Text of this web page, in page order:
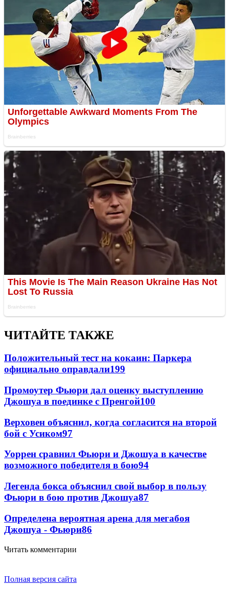
ЧИТАЙТЕ ТАКЖЕ
Положительный тест на кокаин: Паркера
официально оправдали199
Промоутер Фьюри дал оценку выступлению
Джошуа в поединке с Пренгой100
Верховен объяснил, когда согласится на второй
бой с Усиком97
Уоррен сравнил Фьюри и Джошуа в качестве
возможного победителя в бою94
Легенда бокса объяснил свой выбор в пользу
Фьюри в бою против Джошуа87
Определена вероятная арена для мегабоя
Джошуа - Фьюри86
Читать комментарии
Полная версия сайта